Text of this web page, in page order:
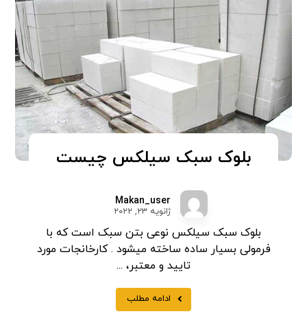
بلوک سبک سیلکس چیست
Makan_user
ژانویه ۲۳, ۲۰۲۲
بلوک سبک سیلکس نوعی بتن سبک است که با
فرمولی بسیار ساده ساخته میشود . کارخانجات مورد
تایید و معتبر، ...
ادامه مطلب